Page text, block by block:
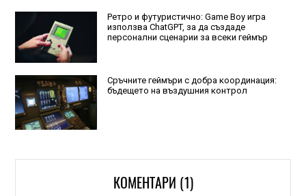
Ретро и футуристично: Game Boy игра
използва ChatGPT, за да създаде
персонални сценарии за всеки геймър
Сръчните геймъри с добра координация:
бъдещето на въздушния контрол
КОМЕНТАРИ (1)